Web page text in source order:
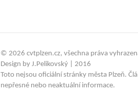
© 2026 cvtplzen.cz, všechna práva
Design by J.Pelikovský | 2016
Toto nejsou oficiální stránky města Plzeň.
nepřesné nebo neaktuální informace.